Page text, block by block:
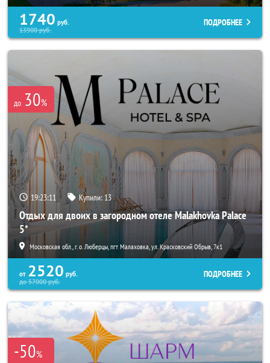
1740 руб.
13900руб.
ПОДРОБНЕЕ
до 30%
19:23:07 Купили: 13
Отдых для двоих в загородном отеле Malakhovka Palace
5*
Московская обл., г. о. Люберцы, пгт Малаховка, ул. Красковский Обрыв, 7к1
от 2520 руб.
до57000руб.
ПОДРОБНЕЕ
-50%